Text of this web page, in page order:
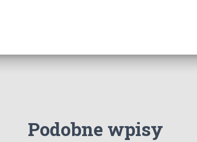
Podobne wpisy